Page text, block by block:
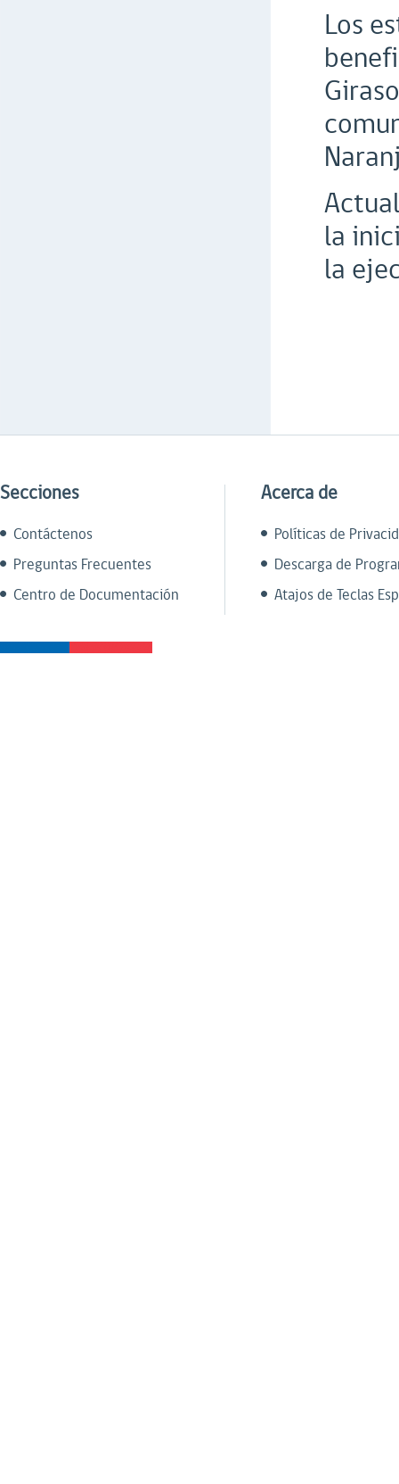
Los
la
la
Secciones
Contáctenos
Preguntas Frecuentes
Centro de Documentación
Acerca de
Políticas de
Descarga de
Atajos de Teclas